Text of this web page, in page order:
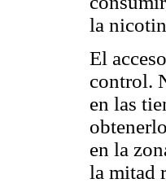
la
El
control.
en las
en la
la mitad